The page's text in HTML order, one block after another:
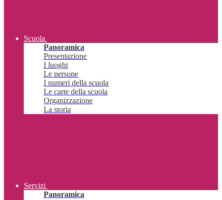
Scuola
Panoramica
Presentazione
I luoghi
Le persone
I numeri della scuola
Le carte della scuola
Organizzazione
La storia
Servizi
Panoramica